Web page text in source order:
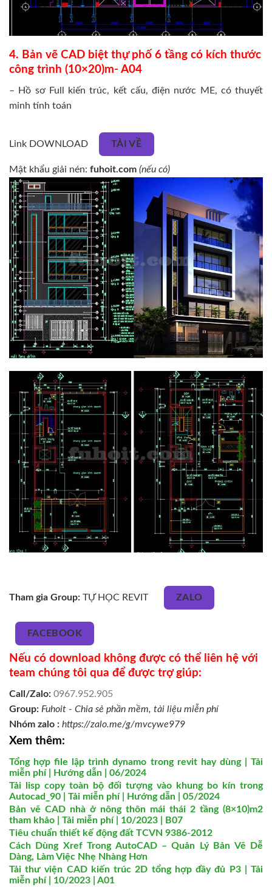
4. Bản vẽ CAD biệt thự phố 6 tầng có kích thước
công trình (10×20)m- A04
– Hồ sơ Full kiến trúc, kết cấu, điện nước ME, có thuyết
minh tính toán
Link DOWNLOAD TẢI VỀ
Mật khẩu giải nén: fuhoit.com (nếu có)
Tham gia Group: TỰ HỌC REVIT ZALO
FACEBOOK
Nếu có download không được có thể liên hệ với
team chúng tôi qua để được trợ giúp:
Call/Zalo: 0967.952.905
Group: Fuhoit - Chia sẻ phần mềm, tài liệu miễn phí
Nhóm zalo : https://zalo.me/g/mvcywe979
Xem thêm:
Tổng hợp file lập trình dynamo trong revit hay dùng | Tải
miễn phí | Hướng dẫn | 06/2024
Tải lisp copy toàn bộ đối tượng vào khung bo kín trong
Autocad_90 | Tải miễn phí | Hướng dẫn | 05/2024
Bản vẽ CAD nhà ở nông thôn mái thái 2 tầng (8×10)m2
tham khảo | Tải miễn phí | 10/2023 | B07
Tiêu chuẩn thiết kế động đất TCVN 9386-2012
Cách Dùng Xref Trong AutoCAD – Quản Lý Bản Vẽ Dễ
Dàng, Làm Việc Nhẹ Nhàng Hơn
Tải thư viện CAD kiến trúc 2D tổng hợp đầy đủ P3 | Tải
miễn phí | 10/2023 | A01